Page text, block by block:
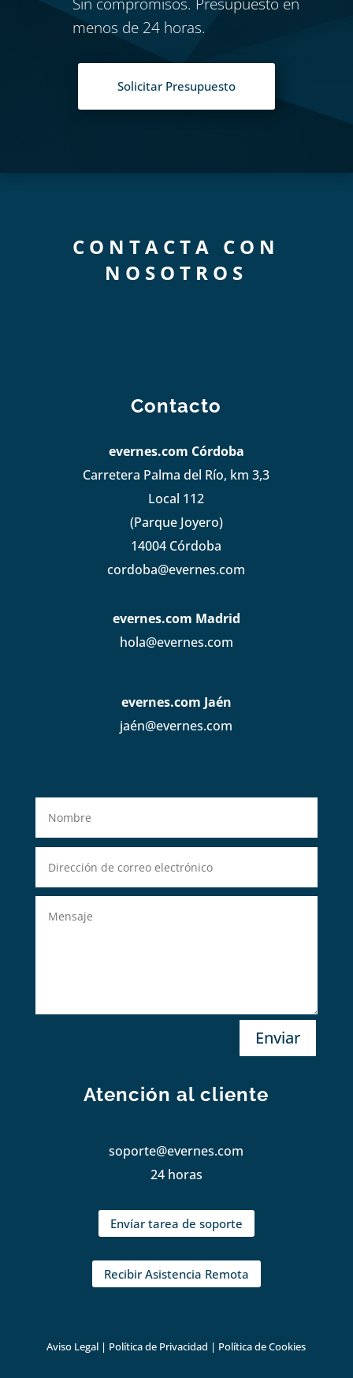
Sin compromisos. Presupuesto en
menos de 24 horas.
Solicitar Presupuesto
CONTACTA CON
NOSOTROS
Contacto
evernes.com Córdoba
Carretera Palma del Río, km 3,3
Local 112
(Parque Joyero)
14004 Córdoba
cordoba@evernes.com
evernes.com Madrid
hola@evernes.com
evernes.com Jaén
jaén@evernes.com
Enviar
Atención al cliente
soporte@evernes.com
24 horas
Envíar tarea de soporte
Recibir Asistencia Remota
Aviso Legal | Política de Privacidad | Política de Cookies